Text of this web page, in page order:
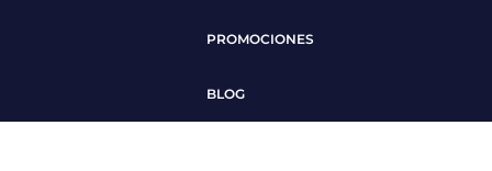
PROMOCIONES
BLOG